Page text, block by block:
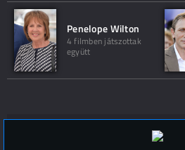
Penelope Wilton
4 filmben játszottak
együtt
Hozzászólások (